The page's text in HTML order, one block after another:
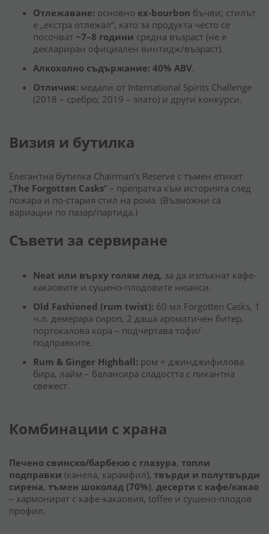
Отлежаване: основно ex-bourbon бъчви; стилът
е „екстра отлежал“, като за продукта често се
посочват ~7–8 години средна възраст (не е
деклариран официален винтидж/възраст).
Алкохолно съдържание: 40% ABV.
Отличия: медали от International Spirits Challenge
(2018 – сребро; 2019 – злато) и други конкурси.
Визия и бутилка
Елегантна бутилка Chairman’s Reserve с тъмен етикет
„The Forgotten Casks“ – препратка към историята след
пожара и по-стария стил на рома. (Възможни са
вариации по пазар/партида.)
Съвети за сервиране
Neat или върху голям лед, за да изпъкнат кафе-
какаовите и сушено-плодовите нюанси.
Old Fashioned (rum twist): 60 мл Forgotten Casks, 1
ч.л. демерара сироп, 2 даша ароматичен битер,
портокалова кора – подчертава тофи/
подправките.
Rum & Ginger Highball: ром + джинджифилова
бира, лайм – балансира сладостта с пикантна
свежест.
Комбинации с храна
Печено свинско/барбекю с глазура, топли
подправки (канела, карамфил), твърди и полутвърди
сирена, тъмен шоколад (70%), десерти с кафе/какао
– хармонират с кафе-какаовия, toffee и сушено-плодов
профил.